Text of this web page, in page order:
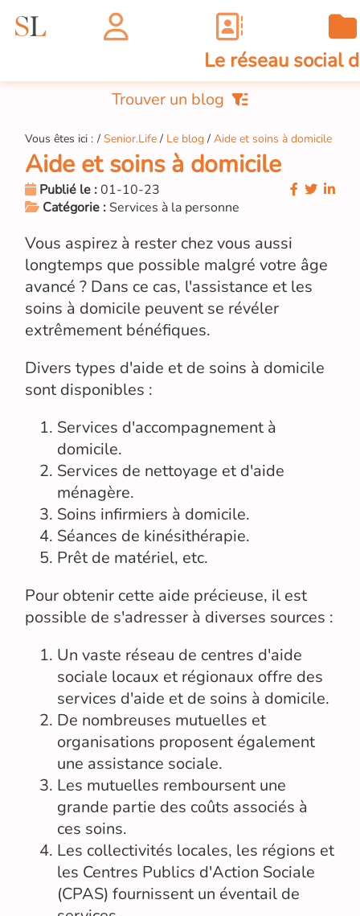
Le réseau social
Trouver un blog
Vous êtes ici : Senior.Life Le blog Aide et soins à domicile
Aide et soins à domicile
Publié le : 01-10-23
Catégorie : Services à la personne
Vous aspirez à rester chez vous aussi
longtemps que possible malgré votre âge
avancé ? Dans ce cas, l'assistance et les
soins à domicile peuvent se révéler
extrêmement bénéfiques.
Divers types d'aide et de soins à domicile
sont disponibles :
Services d'accompagnement à
domicile.
Services de nettoyage et d'aide
ménagère.
Soins infirmiers à domicile.
Séances de kinésithérapie.
Prêt de matériel, etc.
Pour obtenir cette aide précieuse, il est
possible de s'adresser à diverses sources :
Un vaste réseau de centres d'aide
sociale locaux et régionaux offre des
services d'aide et de soins à domicile.
De nombreuses mutuelles et
organisations proposent également
une assistance sociale.
Les mutuelles remboursent une
grande partie des coûts associés à
ces soins.
Les collectivités locales, les régions et
les Centres Publics d'Action Sociale
(CPAS) fournissent un éventail de